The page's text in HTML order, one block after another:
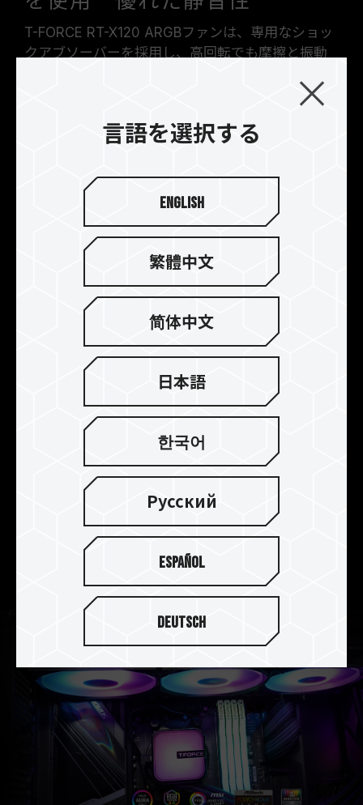
T-FORCE RT-X120 ARGBファンは、専用なショッ
クアブソーバーを採用し、高回転でも摩擦と振動
スリーブベアリング高速モー
ター PWMインテリジェント制
PWM（Pulse Width Modulation）インテリジェン
ト制御を搭載され、ファンの回転数を温度や状況
に応じて、最適な放熱効果に調整します。最大
50,000HRの寿命を持つスリーブベアリング高速モ
ーターを採用することにより、省エネと高耐久性
言語を選択する
English
繁體中文
简体中文
日本語
한국어
Русский
Español
Deutsch